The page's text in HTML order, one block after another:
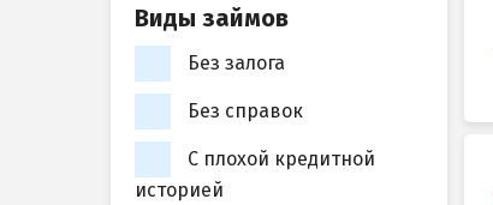
Виды займов
Без залога
Без справок
С плохой кредитной
историей